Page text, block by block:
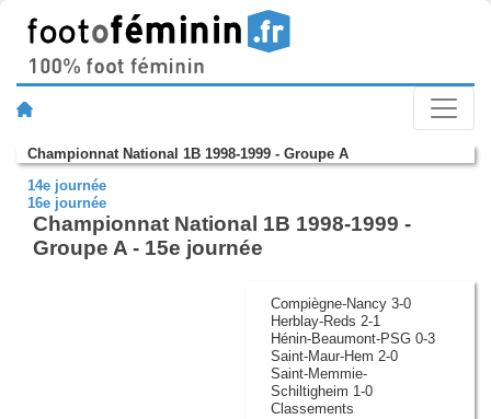
Championnat National 1B 1998-1999 - Groupe A
14e journée
16e journée
Championnat National 1B 1998-1999 -
Groupe A - 15e journée
Compiègne-Nancy 3-0
Herblay-Reds 2-1
Hénin-Beaumont-PSG 0-3
Saint-Maur-Hem 2-0
Saint-Memmie-
Schiltigheim 1-0
Classements